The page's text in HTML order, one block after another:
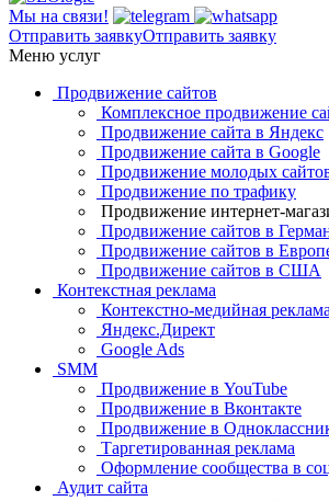
Мы на связи!
Отправить заявкуОтправить заявку
Меню услуг
Продвижение сайтов
Комплексное продвижение
Продвижение сайта в Яндекс
Продвижение сайта в Google
Продвижение молодых
Продвижение по трафику
Продвижение интернет-
Продвижение сайтов в
Продвижение сайтов в
Продвижение сайтов в США
Контекстная реклама
Контекстно-медийная реклама
Яндекс.Директ
Google Ads
SMM
Продвижение в YouTube
Продвижение в Вконтакте
Продвижение в
Таргетированная реклама
Оформление сообщества в
Аудит сайта